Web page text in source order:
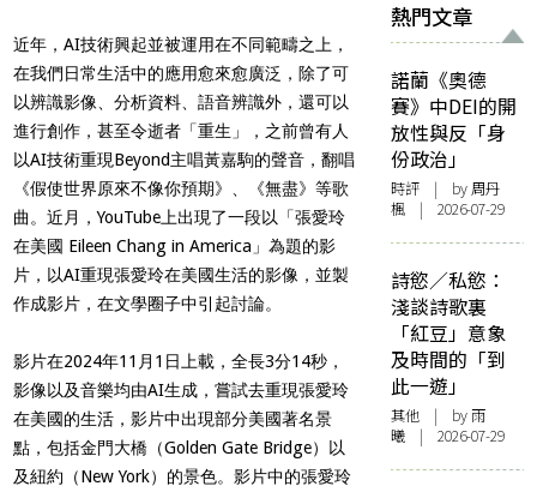
近年，AI技術興起並被運用在不同範疇之上，
在我們日常生活中的應用愈來愈廣泛，除了可
以辨識影像、分析資料、語音辨識外，還可以
進行創作，甚至令逝者「重生」，之前曾有人
以AI技術重現Beyond主唱黃嘉駒的聲音，翻唱
《假使世界原來不像你預期》、《無盡》等歌
曲。近月，YouTube上出現了一段以「張愛玲
在美國 Eileen Chang in America」為題的影
片，以AI重現張愛玲在美國生活的影像，並製
作成影片，在文學圈子中引起討論。
影片在2024年11月1日上載，全長3分14秒，
影像以及音樂均由AI生成，嘗試去重現張愛玲
在美國的生活，影片中出現部分美國著名景
點，包括金門大橋（Golden Gate Bridge）以
及紐約（New York）的景色。影片中的張愛玲
熱門文章
諾蘭《奧德
賽》中DEI的開
放性與反「身
份政治」
時評 | by周丹
楓 | 2026-07-29
詩慾／私慾：
淺談詩歌裏
「紅豆」意象
及時間的「到
此一遊」
其他 | by 雨
曦 | 2026-07-29